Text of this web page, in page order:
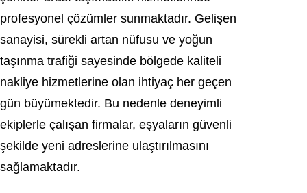
profesyonel çözümler sunmaktadır. Gelişen
sanayisi, sürekli artan nüfusu ve yoğun
taşınma trafiği sayesinde bölgede kaliteli
nakliye hizmetlerine olan ihtiyaç her geçen
gün büyümektedir. Bu nedenle deneyimli
ekiplerle çalışan firmalar, eşyaların güvenli
şekilde yeni adreslerine ulaştırılmasını
sağlamaktadır.